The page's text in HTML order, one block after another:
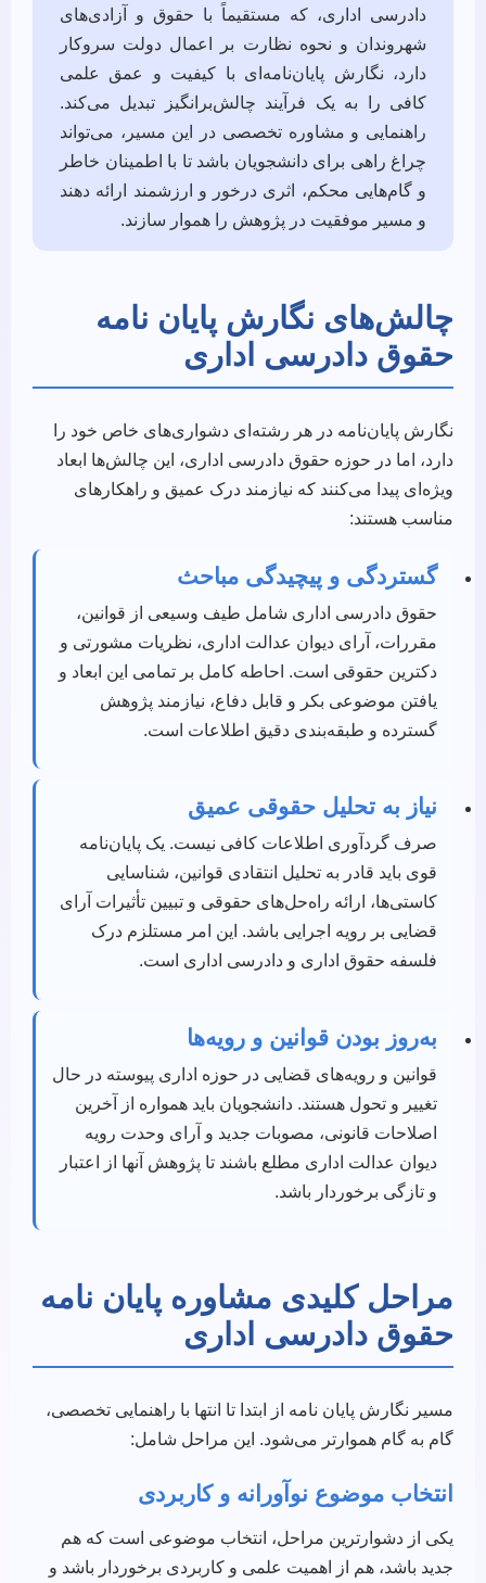
دادرسی اداری، که مستقیماً با حقوق و آزادی‌های
شهروندان و نحوه نظارت بر اعمال دولت سروکار
دارد، نگارش پایان‌نامه‌ای با کیفیت و عمق علمی
کافی را به یک فرآیند چالش‌برانگیز تبدیل می‌کند.
راهنمایی و مشاوره تخصصی در این مسیر، می‌تواند
چراغ راهی برای دانشجویان باشد تا با اطمینان خاطر
و گام‌هایی محکم، اثری درخور و ارزشمند ارائه دهند
و مسیر موفقیت در پژوهش را هموار سازند.
چالش‌های نگارش پایان نامه
حقوق دادرسی اداری
نگارش پایان‌نامه در هر رشته‌ای دشواری‌های خاص خود را
دارد، اما در حوزه حقوق دادرسی اداری، این چالش‌ها ابعاد
ویژه‌ای پیدا می‌کنند که نیازمند درک عمیق و راهکارهای
مناسب هستند:
گستردگی و پیچیدگی مباحث
حقوق دادرسی اداری شامل طیف وسیعی از قوانین،
مقررات، آرای دیوان عدالت اداری، نظریات مشورتی و
دکترین حقوقی است. احاطه کامل بر تمامی این ابعاد و
یافتن موضوعی بکر و قابل دفاع، نیازمند پژوهش
گسترده و طبقه‌بندی دقیق اطلاعات است.
نیاز به تحلیل حقوقی عمیق
صرف گردآوری اطلاعات کافی نیست. یک پایان‌نامه
قوی باید قادر به تحلیل انتقادی قوانین، شناسایی
کاستی‌ها، ارائه راه‌حل‌های حقوقی و تبیین تأثیرات آرای
قضایی بر رویه اجرایی باشد. این امر مستلزم درک
فلسفه حقوق اداری و دادرسی اداری است.
به‌روز بودن قوانین و رویه‌ها
قوانین و رویه‌های قضایی در حوزه اداری پیوسته در حال
تغییر و تحول هستند. دانشجویان باید همواره از آخرین
اصلاحات قانونی، مصوبات جدید و آرای وحدت رویه
دیوان عدالت اداری مطلع باشند تا پژوهش آنها از اعتبار
و تازگی برخوردار باشد.
مراحل کلیدی مشاوره پایان نامه
حقوق دادرسی اداری
مسیر نگارش پایان نامه از ابتدا تا انتها با راهنمایی تخصصی،
گام به گام هموارتر می‌شود. این مراحل شامل:
انتخاب موضوع نوآورانه و کاربردی
یکی از دشوارترین مراحل، انتخاب موضوعی است که هم
جدید باشد، هم از اهمیت علمی و کاربردی برخوردار باشد و